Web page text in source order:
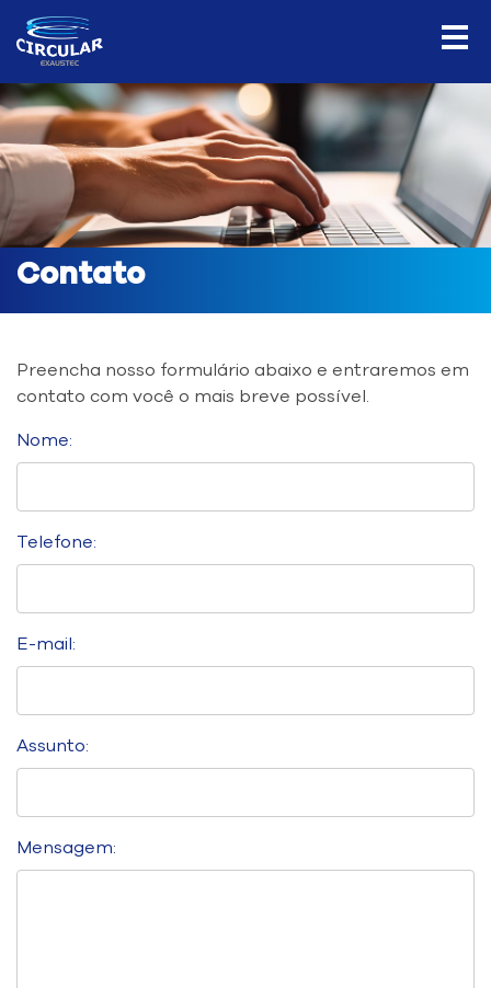
Contato
Preencha nosso formulário abaixo e entraremos em
contato com você o mais breve possível.
Nome:
Telefone:
E-mail:
Assunto:
Mensagem: